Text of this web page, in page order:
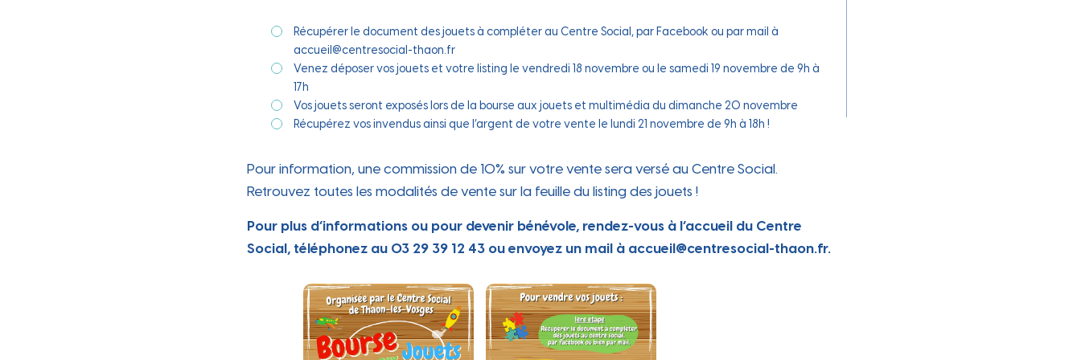
Récupérer le document des jouets à compléter au Centre Social, par Facebook ou par mail à
accueil@centresocial-thaon.fr
Venez déposer vos jouets et votre listing le vendredi 18 novembre ou le samedi 19 novembre de 9h à
17h
Vos jouets seront exposés lors de la bourse aux jouets et multimédia du dimanche 20 novembre
Récupérez vos invendus ainsi que l’argent de votre vente le lundi 21 novembre de 9h à 18h !
Pour information, une commission de 10% sur votre vente sera versé au Centre Social.
Retrouvez toutes les modalités de vente sur la feuille du listing des jouets !
Pour plus d’informations ou pour devenir bénévole, rendez-vous à l’accueil du Centre
Social, téléphonez au 03 29 39 12 43 ou envoyez un mail à accueil@centresocial-thaon.fr.